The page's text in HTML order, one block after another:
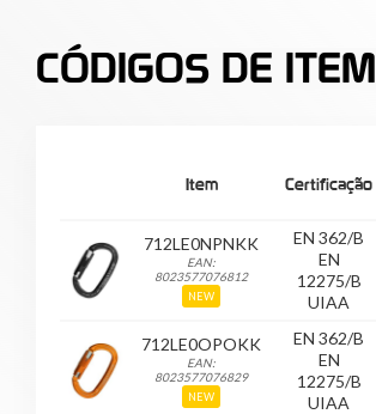
CÓDIGOS DE ITEM
Item Certificação
712LE0NPNKK
EAN:
8023577076812
NEW
EN 362/B
EN
12275/B
UIAA
712LE0OPOKK
EAN:
8023577076829
NEW
EN 362/B
EN
12275/B
UIAA